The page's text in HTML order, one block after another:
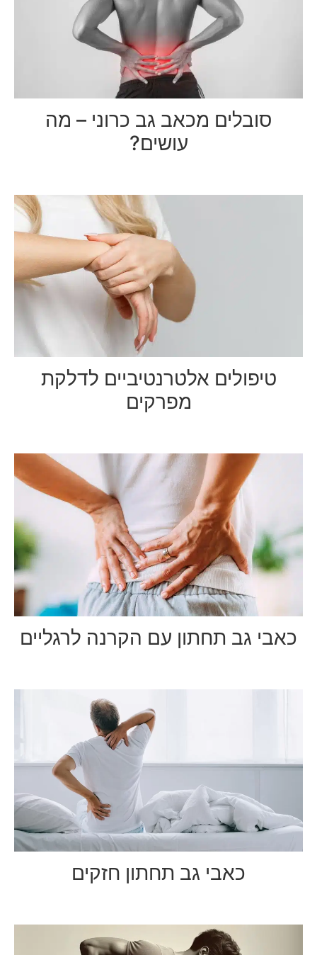
סובלים מכאב גב כרוני – מה
עושים?
טיפולים אלטרנטיביים לדלקת
מפרקים
כאבי גב תחתון עם הקרנה לרגליים
כאבי גב תחתון חזקים